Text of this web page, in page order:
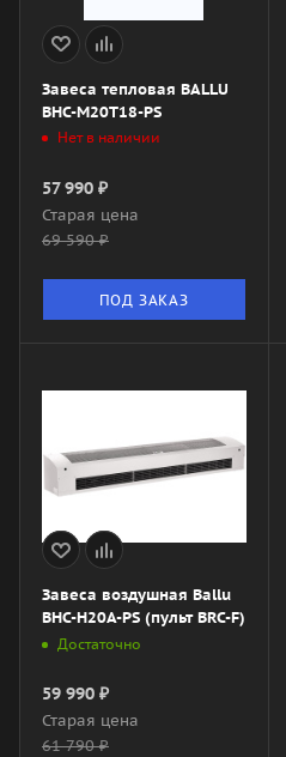
Завеса тепловая BALLU
BHC-M20T18-PS
Нет в наличии
57 990 ₽
Старая цена
69 590₽
ПОД ЗАКАЗ
Завеса воздушная Ballu
BHC-H20A-PS (пульт BRC-F)
Достаточно
59 990 ₽
Старая цена
61 790₽